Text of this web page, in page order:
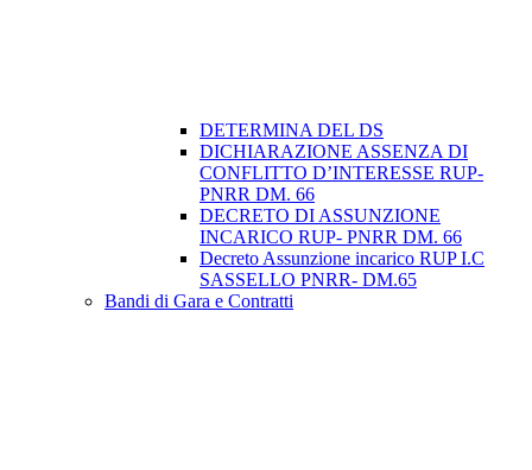
DETERMINA DEL DS
DICHIARAZIONE ASSENZA DI
CONFLITTO D’INTERESSE RUP-
PNRR DM. 66
DECRETO DI ASSUNZIONE
INCARICO RUP- PNRR DM. 66
Decreto Assunzione incarico RUP I.C
SASSELLO PNRR- DM.65
Bandi di Gara e Contratti